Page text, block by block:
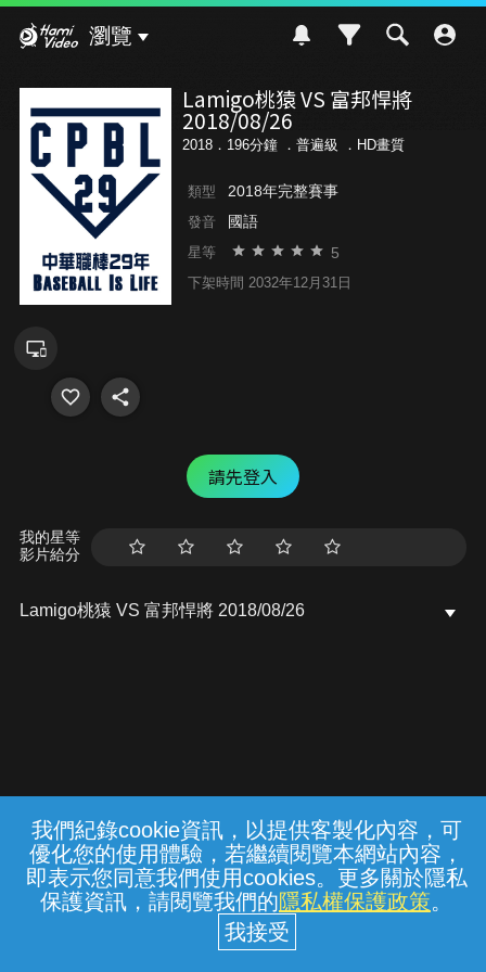
我們紀錄cookie資訊，以提供客製化內容，可
優化您的使用體驗，若繼續閱覽本網站內容，
即表示您同意我們使用cookies。更多關於隱私
保護資訊，請閱覽我們的隱私權保護政策。
瀏覽
Lamigo桃猿 VS 富邦悍將
2018/08/26
2018．196分鐘 ． 普遍級 ．HD畫質
類型 2018年完整賽事
發音 國語
星等 5
下架時間 2032年12月31日
請先登入
我的星等
影片給分
Lamigo桃猿 VS 富邦悍將 2018/08/26
常見問題 線上客服 服務條款 隱私權保護
中華電信股份有限公司個人家庭分公司
(統一編號：96979949) © 2026
{{notifyMsg}}